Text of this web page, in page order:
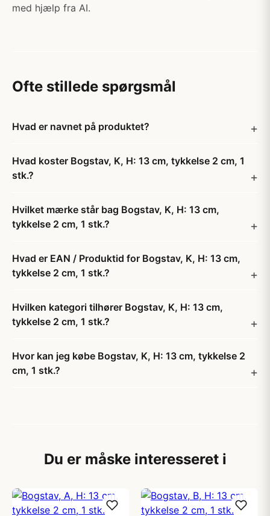
med hjælp fra AI.
Ofte stillede spørgsmål
Hvad er navnet på produktet?
Hvad koster Bogstav, K, H: 13 cm, tykkelse 2 cm, 1
stk.?
Hvilket mærke står bag Bogstav, K, H: 13 cm,
tykkelse 2 cm, 1 stk.?
Hvad er EAN / Produktid for Bogstav, K, H: 13 cm,
tykkelse 2 cm, 1 stk.?
Hvilken kategori tilhører Bogstav, K, H: 13 cm,
tykkelse 2 cm, 1 stk.?
Hvor kan jeg købe Bogstav, K, H: 13 cm, tykkelse 2
cm, 1 stk.?
Du er måske interesseret i